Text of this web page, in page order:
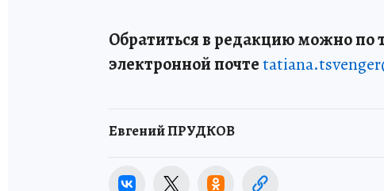
Обратиться в редакцию можно по
электронной почте
Евгений ПРУДКОВ